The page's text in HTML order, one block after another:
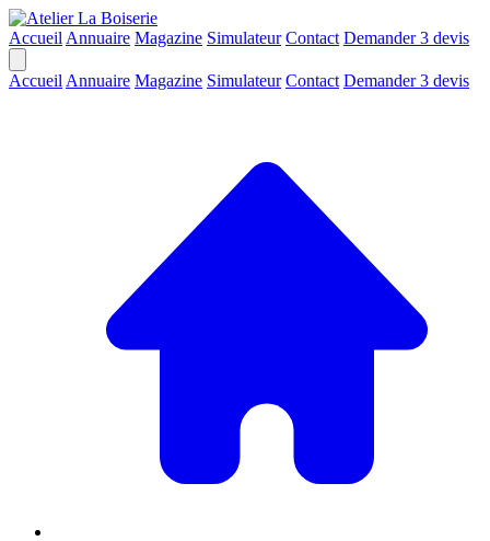
Accueil Annuaire Magazine Simulateur Contact Demander 3 devis
Accueil Annuaire Magazine Simulateur Contact Demander 3 devis